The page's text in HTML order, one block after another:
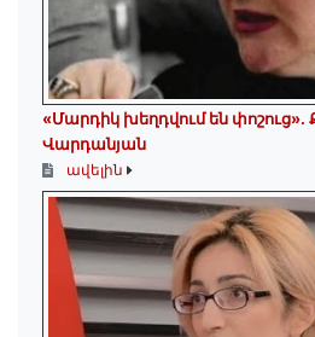
«Մարդիկ խեղդվում են
Վարդանյան
ավելին